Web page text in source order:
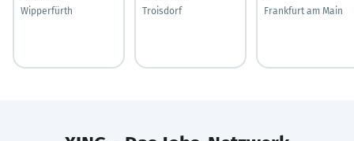
Wipperfürth
Troisdorf
Frankfurt am Main